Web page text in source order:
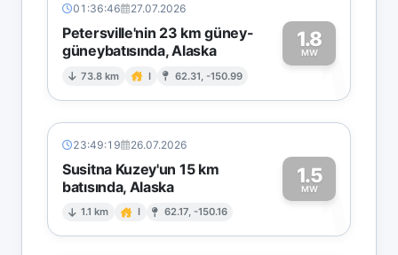
01:36:46 27.07.2026
Petersville'nin 23 km güney-
güneybatısında, Alaska
73.8 km I 62.31, -150.99
1.8
MW1
23:49:19 26.07.2026
Susitna Kuzey'un 15 km
batısında, Alaska
1.1 km I 62.17, -150.16
1.5
MW1